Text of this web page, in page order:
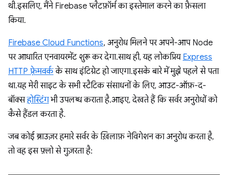
थी. इसलिए, मैंने Firebase प्लैटफ़ॉर्म का इस्तेमाल करने का फ़ैसला
किया.
Firebase Cloud Functions, अनुरोध मिलने पर अपने-आप Node
पर आधारित एनवायरमेंट शुरू कर देगा. साथ ही, यह लोकप्रिय Express
HTTP फ़्रेमवर्कके साथ इंटिग्रेट हो जाएगा. इसके बारे में मुझे पहले से पता
था. यह मेरी साइट के सभी स्टैटिक संसाधनों के लिए, आउट-ऑफ़-द-
बॉक्सहोस्टिंगभी उपलब्ध कराता है. आइए, देखते हैं कि सर्वर अनुरोधों को
कैसे हैंडल करता है.
जब कोई ब्राउज़र हमारे सर्वर के ख़िलाफ़ नेविगेशन का अनुरोध करता है,
तो वह इस फ़्लो से गुज़रता है: